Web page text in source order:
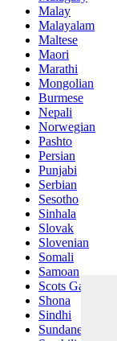
Malay
Malayalam
Maltese
Maori
Marathi
Mongolian
Burmese
Nepali
Norwegian
Pashto
Persian
Punjabi
Serbian
Sesotho
Sinhala
Slovak
Slovenian
Somali
Samoan
Scots Gaelic
Shona
Sindhi
Sundanese